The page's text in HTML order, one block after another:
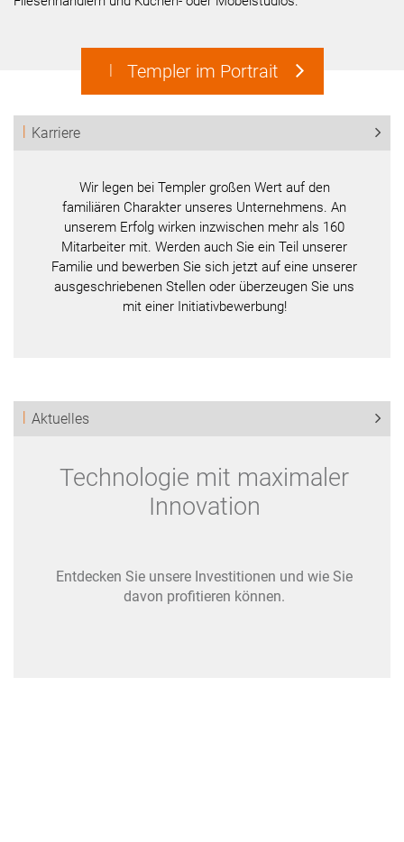
Templer im Portrait
Karriere
Wir legen bei Templer großen Wert auf den
familiären Charakter unseres Unternehmens. An
unserem Erfolg wirken inzwischen mehr als 160
Mitarbeiter mit. Werden auch Sie ein Teil unserer
Familie und bewerben Sie sich jetzt auf eine unserer
ausgeschriebenen Stellen oder überzeugen Sie uns
mit einer Initiativbewerbung!
Aktuelles
Technologie mit maximaler
Innovation
Entdecken Sie unsere Investitionen und wie Sie
davon profitieren können.